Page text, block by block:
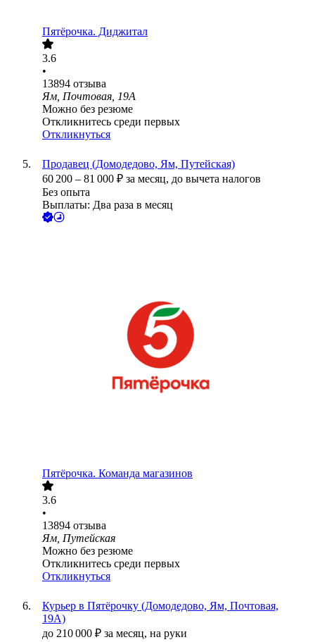
Пятёрочка. Диджитал
3.6
•
13894 отзыва
Ям, Почтовая, 19А
Можно без резюме
Откликнитесь среди первых
Откликнуться
Продавец (Домодедово, Ям, Путейская)
60 200 – 81 000 ₽ за месяц, до вычета налогов
Без опыта
Выплаты: Два раза в месяц
Пятёрочка. Команда магазинов
3.6
•
13894 отзыва
Ям, Путейская
Можно без резюме
Откликнитесь среди первых
Откликнуться
Курьер в Пятёрочку (Домодедово, Ям, Почтовая,
19А)
до 210 000 ₽ за месяц, на руки